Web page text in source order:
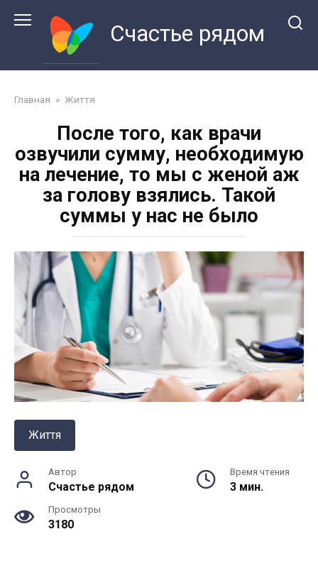
Счастье рядом
Главная » Життя
После того, как врачи
озвучили сумму, необходимую
на лечение, то мы с женой аж
за голову взялись. Такой
суммы у нас не было
Життя
Автор
Счастье рядом
Время чтения
3 мин.
Просмотры
3180